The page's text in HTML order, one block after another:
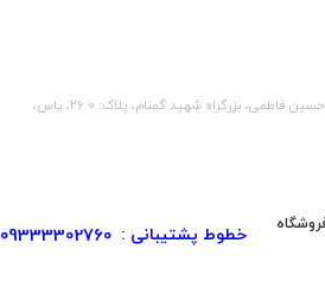
تهران، فاطمی، خیابان دکتر سید حسین فاطمی، بزرگراه شهید گمنام، پلاک: 26.0، یاس،
خطوط پشتیبانی :09333302760